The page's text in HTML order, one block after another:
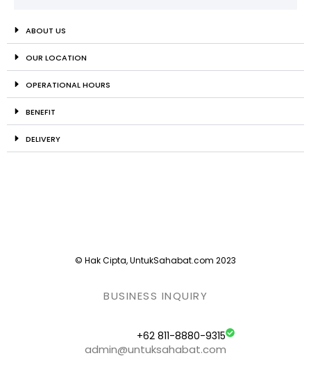
ABOUT US
OUR LOCATION
OPERATIONAL HOURS
BENEFIT
DELIVERY
© Hak Cipta, UntukSahabat.com 2023
BUSINESS INQUIRY
+62 811-8880-9315
admin@untuksahabat.com